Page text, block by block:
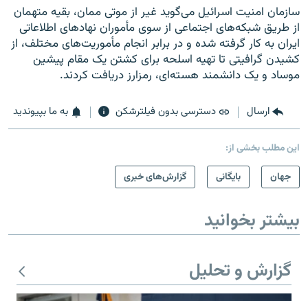
سازمان امنیت اسرائیل می‌گوید غیر از موتی ممان، بقیه متهمان
از طریق شبکه‌های اجتماعی از سوی مأموران نهادهای اطلاعاتی
ایران به کار گرفته شده و در برابر انجام مأموریت‌های مختلف، از
کشیدن گرافیتی تا تهیه اسلحه برای کشتن یک مقام پیشین
موساد و یک دانشمند هسته‌ای، رمزارز دریافت کردند.
ارسال دسترسی بدون فیلترشکن به ما بپیوندید
این مطلب بخشی از:
جهان
بایگانی گزارش‌های خبری
بیشتر بخوانید
گزارش و تحلیل